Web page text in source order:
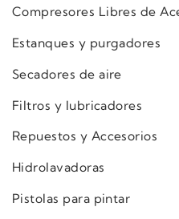
Compresores Libres de
Estanques y purgadores
Secadores de aire
Filtros y lubricadores
Repuestos y Accesorios
Hidrolavadoras
Pistolas para pintar